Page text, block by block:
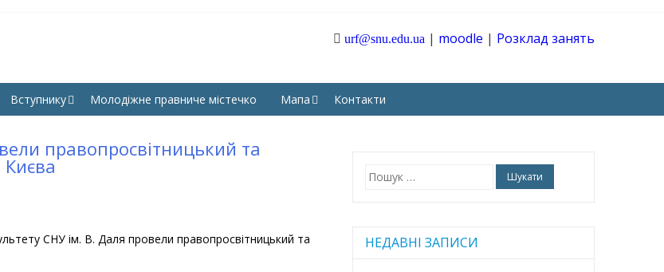
ПРАВА, ГУМАНІТАРНИХ І СОЦІАЛЬНИХ
ІМ. В. ДАЛЯ
urf@snu.edu.ua | moodle | Розклад занять
Вступнику Молодіжне правниче містечко Мапа Контакти
правопросвітницький та
Києва
СНУ ім. В. Даля провели правопросвітницький та
Пошук:
НЕДАВНІ ЗАПИСИ